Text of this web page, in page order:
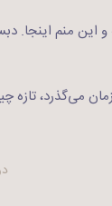
این منم اینجا.
می‌گذرد، تازه